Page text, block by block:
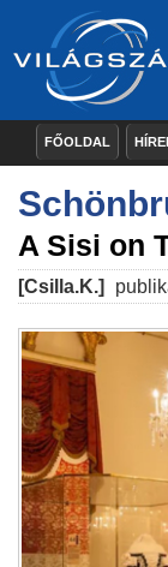
FŐOLDAL
A Sisi on
[Csilla.K.]